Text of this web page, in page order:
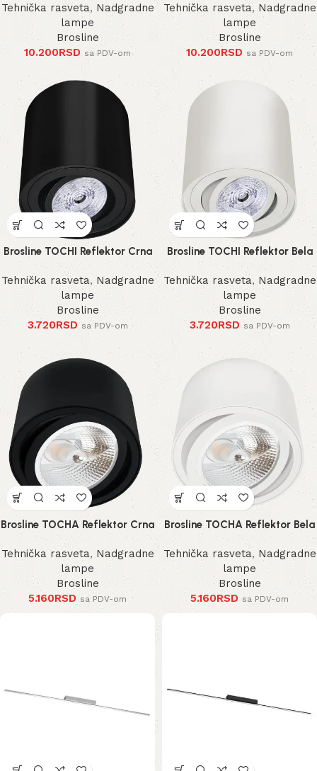
Tehnička rasveta, Nadgradne
lampe
Brosline
10.200RSD sa PDV-om
Tehnička rasveta, Nadgradne
lampe
Brosline
10.200RSD sa PDV-om
Brosline TOCHI Reflektor Crna
Tehnička rasveta, Nadgradne
lampe
Brosline
3.720RSD sa PDV-om
Brosline TOCHI Reflektor Bela
Tehnička rasveta, Nadgradne
lampe
Brosline
3.720RSD sa PDV-om
Brosline TOCHA Reflektor Crna
Tehnička rasveta, Nadgradne
lampe
Brosline
5.160RSD sa PDV-om
Brosline TOCHA Reflektor Bela
Tehnička rasveta, Nadgradne
lampe
Brosline
5.160RSD sa PDV-om